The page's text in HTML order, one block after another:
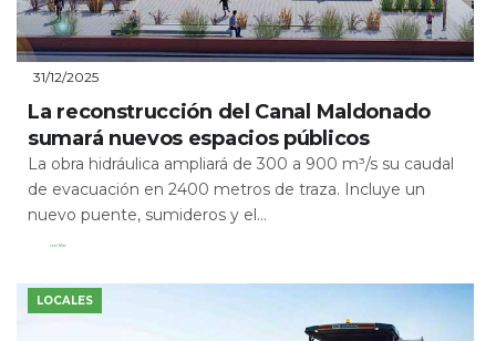
31/12/2025
La reconstrucción del Canal Maldonado
sumará nuevos espacios públicos
La obra hidráulica ampliará de 300 a 900 m³/s su caudal
de evacuación en 2400 metros de traza. Incluye un
nuevo puente, sumideros y el...
Leer Más
LOCALES